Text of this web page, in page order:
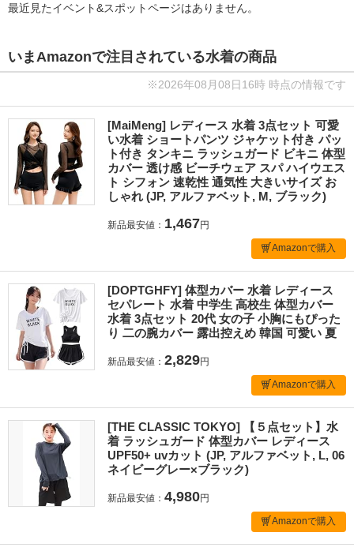
最近見たイベント&スポットページはありません。
いまAmazonで注目されている水着の商品
※2026年08月08日16時 時点の情報です
[MaiMeng] レディース 水着 3点セット 可愛
い水着 ショートパンツ ジャケット付き パッ
ト付き タンキニ ラッシュガード ビキニ 体型
カバー 透け感 ビーチウェア スパ ハイウエス
ト シフォン 速乾性 通気性 大きいサイズ お
しゃれ (JP, アルファベット, M, ブラック)
新品最安値： 1,467円
Amazonで購入
[DOPTGHFY] 体型カバー 水着 レディース
セパレート 水着 中学生 高校生 体型カバー
水着 3点セット 20代 女の子 小胸にもぴった
り 二の腕カバー 露出控えめ 韓国 可愛い 夏
新品最安値： 2,829円
Amazonで購入
[THE CLASSIC TOKYO] 【５点セット】水
着 ラッシュガード 体型カバー レディース
UPF50+ uvカット (JP, アルファベット, L, 06
ネイビーグレー×ブラック)
新品最安値： 4,980円
Amazonで購入